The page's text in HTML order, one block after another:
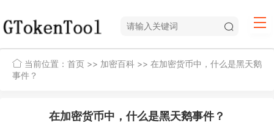
当前位置： 首页 >> 加密百科 >> 在加密货币中，什么是黑天鹅
事件？
在加密货币中，什么是黑天鹅事件？